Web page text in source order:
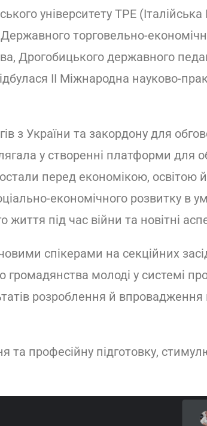
університету ТРЕ
торговельно-
Дрогобицького державного
ІІ Міжнародна науково-
з України та закордону для
у створенні платформи для
перед економікою,
економічного розвитку в
життя під час війни та новітні
спікерами на секційних
молоді у системі
розроблення й
та професійну підготовку,